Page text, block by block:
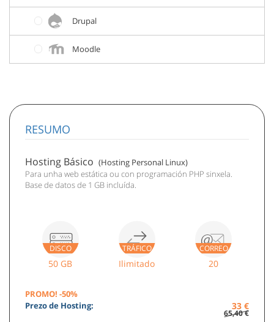
Drupal
Moodle
RESUMO
Hosting Básico (Hosting Personal Linux)
Para unha web estática ou con programación PHP sinxela.
Base de datos de 1 GB incluída.
DISCO
Disco
50 GB
TRÁFICO
Tráfico
Ilimitado
CORREO
Correo
20
PROMO! -50%
Prezo de Hosting:
65,40 €
33 €